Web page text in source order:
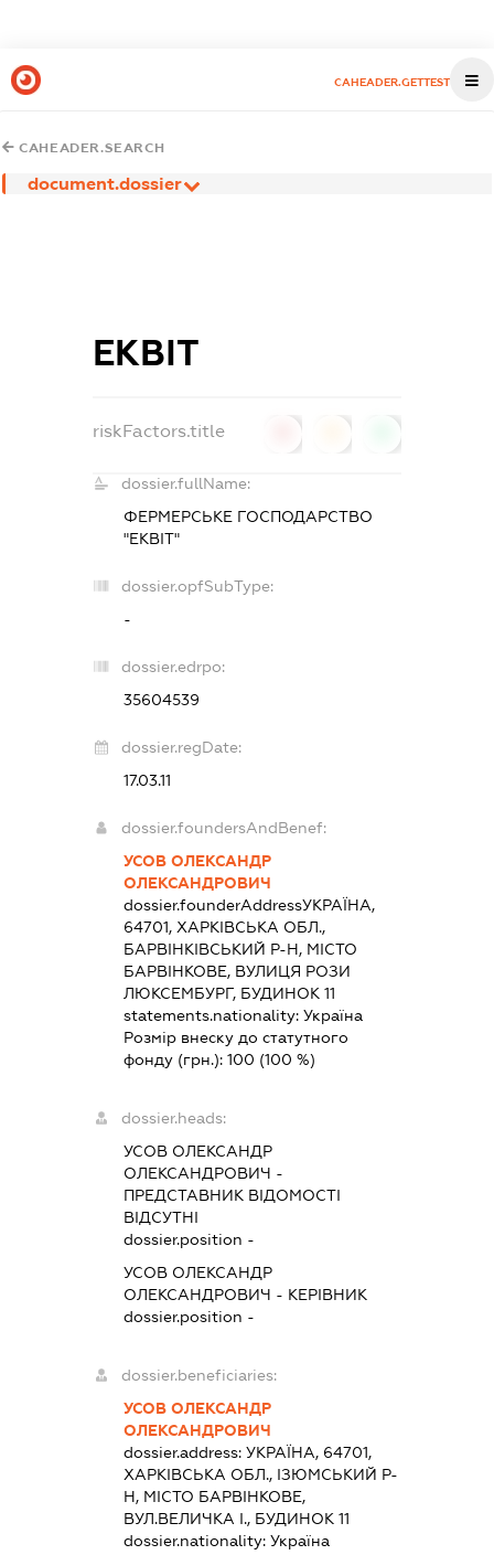
CAHEADER.GETTEST
CAHEADER.SEARCH
document.dossier
ЕКВІТ
riskFactors.title
dossier.fullName:
ФЕРМЕРСЬКЕ ГОСПОДАРСТВО
"ЕКВІТ"
dossier.opfSubType:
-
dossier.edrpo:
35604539
dossier.regDate:
17.03.11
dossier.foundersAndBenef:
УСОВ ОЛЕКСАНДР
ОЛЕКСАНДРОВИЧ
dossier.founderAddressУКРАЇНА,
64701, ХАРКІВСЬКА ОБЛ.,
БАРВІНКІВСЬКИЙ Р-Н, МІСТО
БАРВІНКОВЕ, ВУЛИЦЯ РОЗИ
ЛЮКСЕМБУРГ, БУДИНОК 11
statements.nationality:Україна
Розмір внеску до статутного
фонду (грн.):100 (100 %)
dossier.heads:
УСОВ ОЛЕКСАНДР
ОЛЕКСАНДРОВИЧ -
ПРЕДСТАВНИК ВІДОМОСТІ
ВІДСУТНІ
dossier.position -
УСОВ ОЛЕКСАНДР
ОЛЕКСАНДРОВИЧ - КЕРІВНИК
dossier.position -
dossier.beneficiaries:
УСОВ ОЛЕКСАНДР
ОЛЕКСАНДРОВИЧ
dossier.address:УКРАЇНА, 64701,
ХАРКІВСЬКА ОБЛ., ІЗЮМСЬКИЙ Р-
Н, МІСТО БАРВІНКОВЕ,
ВУЛ.ВЕЛИЧКА І., БУДИНОК 11
dossier.nationality:Україна